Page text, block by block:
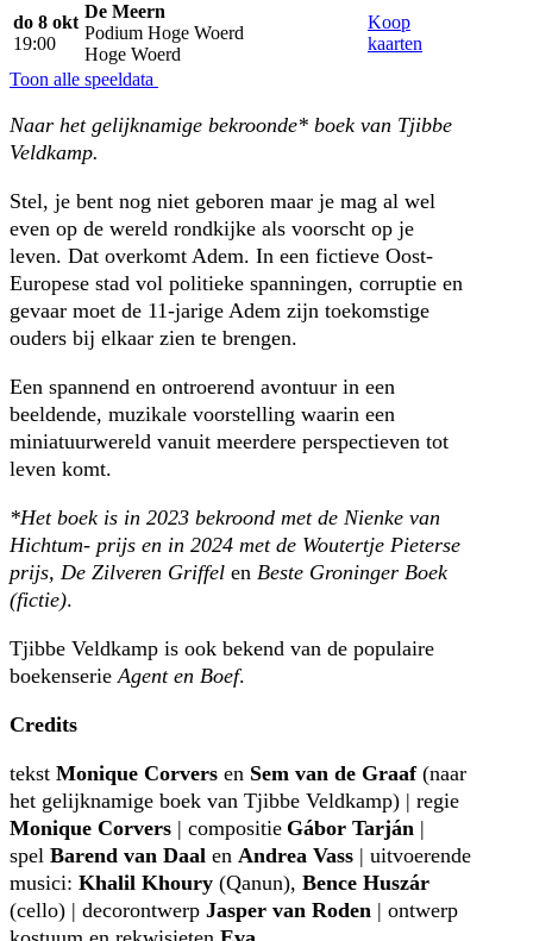
do 8 okt
19:00
De Meern
Podium Hoge Woerd
Hoge Woerd
Koop
kaarten
Toon alle speeldata
Naar het gelijknamige bekroonde* boek van Tjibbe
Veldkamp.
Stel, je bent nog niet geboren maar je mag al wel
even op de wereld rondkijke als voorscht op je
leven. Dat overkomt Adem. In een fictieve Oost-
Europese stad vol politieke spanningen, corruptie en
gevaar moet de 11-jarige Adem zijn toekomstige
ouders bij elkaar zien te brengen.
Een spannend en ontroerend avontuur in een
beeldende, muzikale voorstelling waarin een
miniatuurwereld vanuit meerdere perspectieven tot
leven komt.
*Het boek is in 2023 bekroond met de Nienke van
Hichtum- prijs en in 2024 met de Woutertje Pieterse
prijs, De Zilveren Griffel en Beste Groninger Boek
(fictie).
Tjibbe Veldkamp is ook bekend van de populaire
boekenserieAgent en Boef.
Credits
tekst Monique Corvers en Sem van de Graaf (naar
het gelijknamige boek van Tjibbe Veldkamp) | regie
Monique Corvers | compositie Gábor Tarján |
spel Barend van Daal en Andrea Vass | uitvoerende
musici: Khalil Khoury (Qanun), Bence Huszár
(cello) | decorontwerp Jasper van Roden | ontwerp